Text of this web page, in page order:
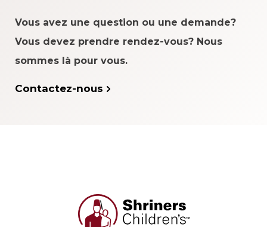
Vous avez une question ou une demande?
Vous devez prendre rendez-vous? Nous
sommes là pour vous.
Contactez-nous